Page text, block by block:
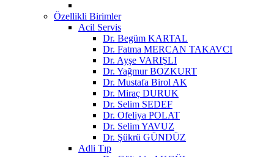
Özellikli Birimler
Acil Servis
Dr. Begüm KARTAL
Dr. Fatma MERCAN TAKAVCI
Dr. Ayşe VARIŞLI
Dr. Yağmur BOZKURT
Dr. Mustafa Birol AK
Dr. Miraç DURUK
Dr. Selim SEDEF
Dr. Ofeliya POLAT
Dr. Selim YAVUZ
Dr. Şükrü GÜNDÜZ
Adli Tıp